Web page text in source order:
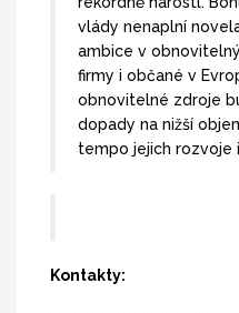
vlády nenaplní
ambice v
firmy i občané v
obnovitelné zdroje
dopady na nižší
tempo jejich rozvoje i
Kontakty: